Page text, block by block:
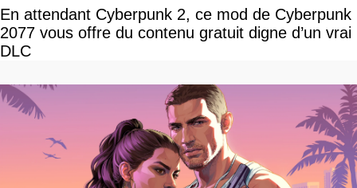
En attendant Cyberpunk 2, ce mod de Cyberpunk
2077 vous offre du contenu gratuit digne d’un vrai
DLC